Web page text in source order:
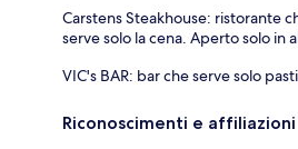
Carstens Steakhouse: ristorante
serve solo la cena. Aperto solo in
VIC's BAR: bar che serve solo
Riconoscimenti e affiliazioni